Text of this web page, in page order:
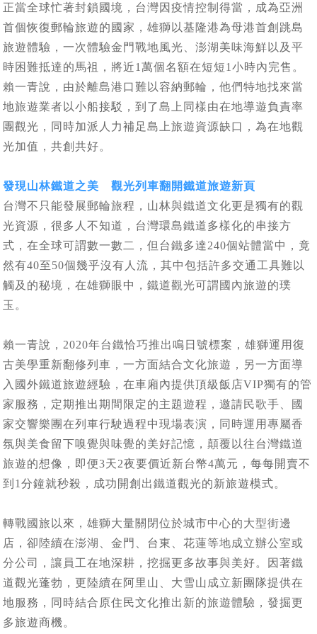
正當全球忙著封鎖國境，台灣因疫情控制得當，成為亞洲
首個恢復郵輪旅遊的國家，雄獅以基隆港為母港首創跳島
旅遊體驗，一次體驗金門戰地風光、澎湖美味海鮮以及平
時困難抵達的馬祖，將近1萬個名額在短短1小時內完售。
賴一青說，由於離島港口難以容納郵輪，他們特地找來當
地旅遊業者以小船接駁，到了島上同樣由在地導遊負責率
團觀光，同時加派人力補足島上旅遊資源缺口，為在地觀
光加值，共創共好。
發現山林鐵道之美 觀光列車翻開鐵道旅遊新頁
台灣不只能發展郵輪旅程，山林與鐵道文化更是獨有的觀
光資源，很多人不知道，台灣環島鐵道多樣化的串接方
式，在全球可謂數一數二，但台鐵多達240個站體當中，竟
然有40至50個幾乎沒有人流，其中包括許多交通工具難以
觸及的秘境，在雄獅眼中，鐵道觀光可謂國內旅遊的璞
玉。
賴一青說，2020年台鐵恰巧推出鳴日號標案，雄獅運用復
古美學重新翻修列車，一方面結合文化旅遊，另一方面導
入國外鐵道旅遊經驗，在車廂內提供頂級飯店VIP獨有的管
家服務，定期推出期間限定的主題遊程，邀請民歌手、國
家交響樂團在列車行駛過程中現場表演，同時運用專屬香
氛與美食留下嗅覺與味覺的美好記憶，顛覆以往台灣鐵道
旅遊的想像，即便3天2夜要價近新台幣4萬元，每每開賣不
到1分鐘就秒殺，成功開創出鐵道觀光的新旅遊模式。
轉戰國旅以來，雄獅大量關閉位於城市中心的大型街邊
店，卻陸續在澎湖、金門、台東、花蓮等地成立辦公室或
分公司，讓員工在地深耕，挖掘更多故事與美好。因著鐵
道觀光蓬勃，更陸續在阿里山、大雪山成立新團隊提供在
地服務，同時結合原住民文化推出新的旅遊體驗，發掘更
多旅遊商機。